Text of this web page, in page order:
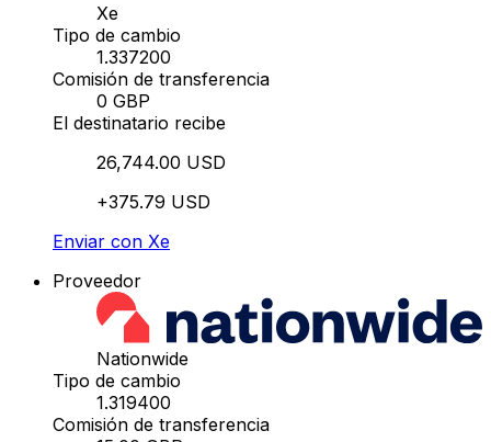
Xe
Tipo de cambio
1.337200
Comisión de transferencia
0 GBP
El destinatario recibe
26,744.00 USD
+375.79 USD
Enviar con Xe
Proveedor
Nationwide
Tipo de cambio
1.319400
Comisión de transferencia